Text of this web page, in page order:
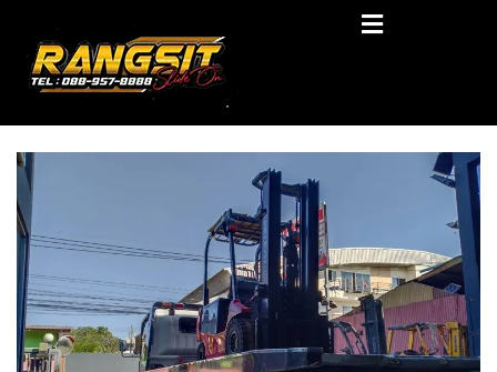
content
RANGSIT SlideON
รถยก168 รถสไลด์รังสิต รถสไลด์ ราคาถูก